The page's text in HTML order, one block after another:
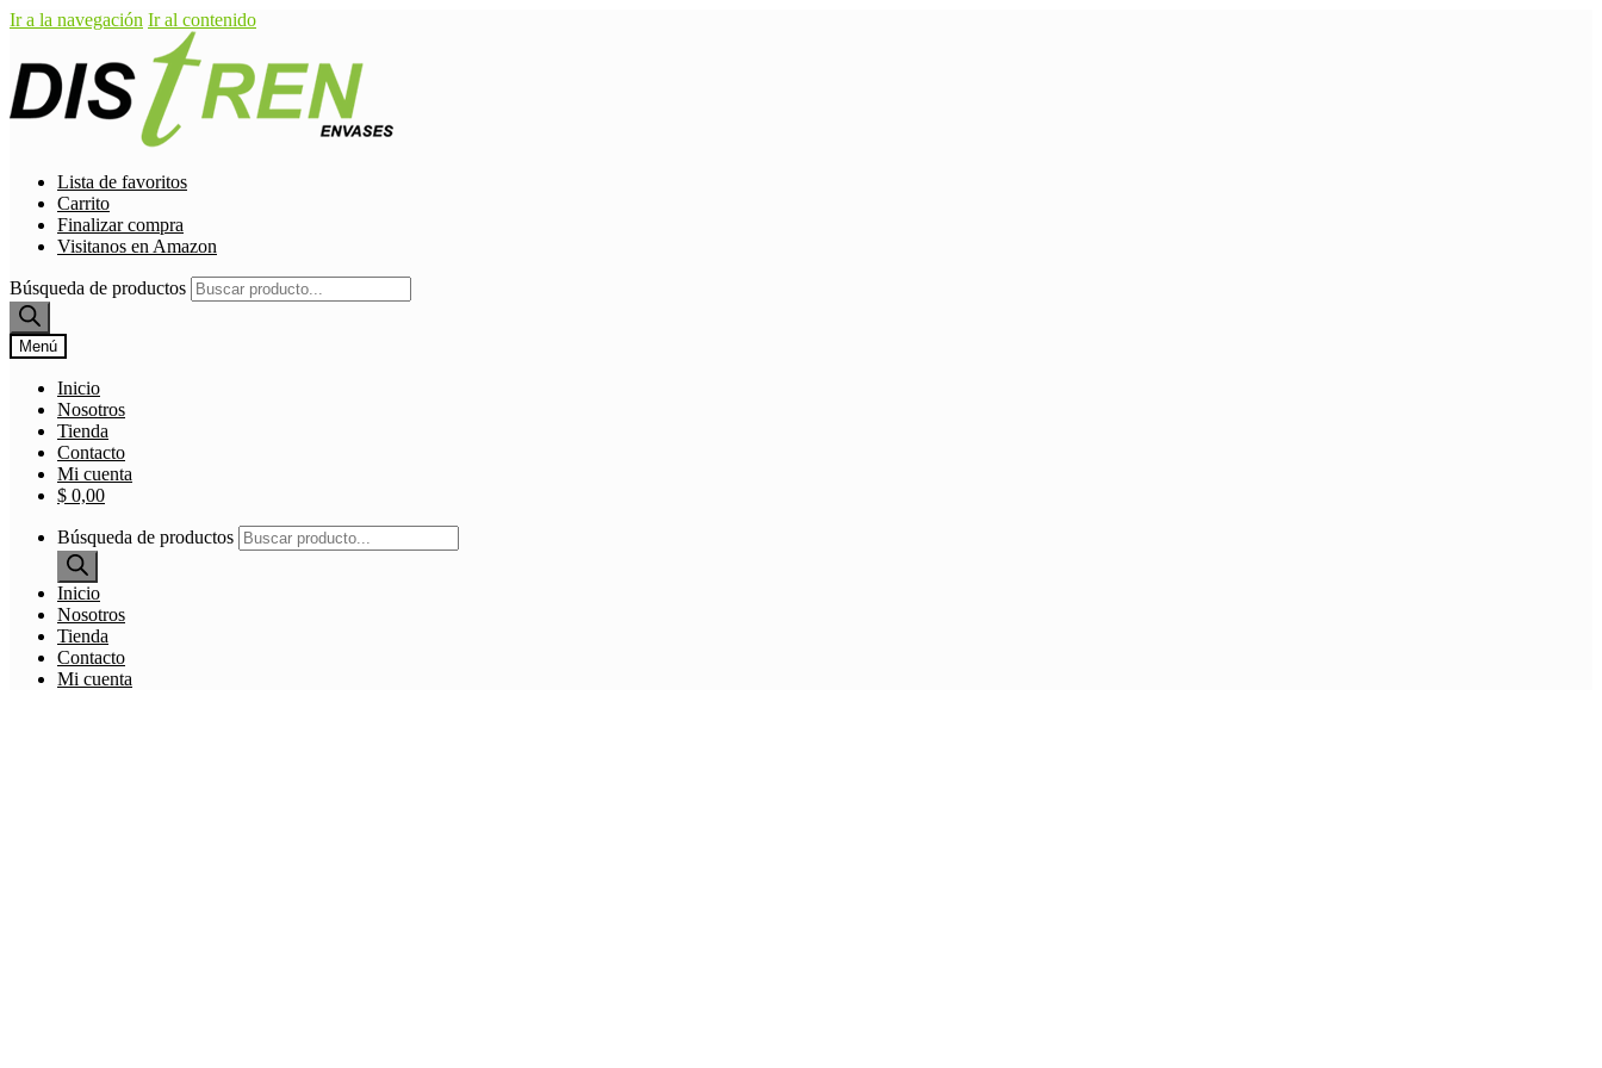
Ir a la navegación Ir al contenido
Lista de favoritos
Carrito
Finalizar compra
Visitanos en Amazon
Búsqueda de productos
Menú
Inicio
Nosotros
Tienda
Contacto
Mi cuenta
$ 0,00
Búsqueda de productos
Inicio
Nosotros
Tienda
Contacto
Mi cuenta